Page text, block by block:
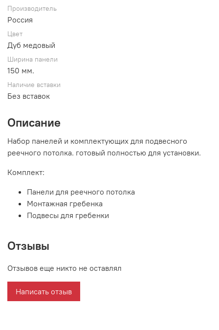
Производитель
Россия
Цвет
Дуб медовый
Ширина панели
150 мм.
Наличие вставки
Без вставок
Описание
Набор панелей и комплектующих для подвесного
реечного потолка. готовый полностью для установки.
Комплект:
Панели для реечного потолка
Монтажная гребенка
Подвесы для гребенки
Отзывы
Отзывов еще никто не оставлял
Написать отзыв